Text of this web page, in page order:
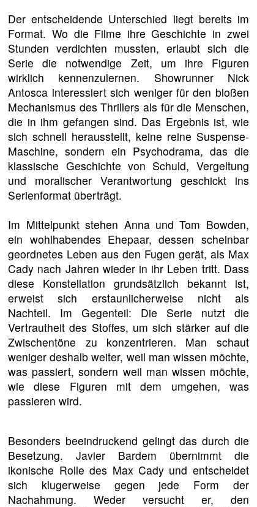
Der entscheidende Unterschied liegt bereits im
Format. Wo die Filme ihre Geschichte in zwei
Stunden verdichten mussten, erlaubt sich die
Serie die notwendige Zeit, um ihre Figuren
wirklich kennenzulernen. Showrunner Nick
Antosca interessiert sich weniger für den bloßen
Mechanismus des Thrillers als für die Menschen,
die in ihm gefangen sind. Das Ergebnis ist, wie
sich schnell herausstellt, keine reine Suspense-
Maschine, sondern ein Psychodrama, das die
klassische Geschichte von Schuld, Vergeltung
und moralischer Verantwortung geschickt ins
Serienformat überträgt.
Im Mittelpunkt stehen Anna und Tom Bowden,
ein wohlhabendes Ehepaar, dessen scheinbar
geordnetes Leben aus den Fugen gerät, als Max
Cady nach Jahren wieder in ihr Leben tritt. Dass
diese Konstellation grundsätzlich bekannt ist,
erweist sich erstaunlicherweise nicht als
Nachteil. Im Gegenteil: Die Serie nutzt die
Vertrautheit des Stoffes, um sich stärker auf die
Zwischentöne zu konzentrieren. Man schaut
weniger deshalb weiter, weil man wissen möchte,
was passiert, sondern weil man wissen möchte,
wie diese Figuren mit dem umgehen, was
passieren wird.
Besonders beeindruckend gelingt das durch die
Besetzung. Javier Bardem übernimmt die
ikonische Rolle des Max Cady und entscheidet
sich klugerweise gegen jede Form der
Nachahmung. Weder versucht er, den